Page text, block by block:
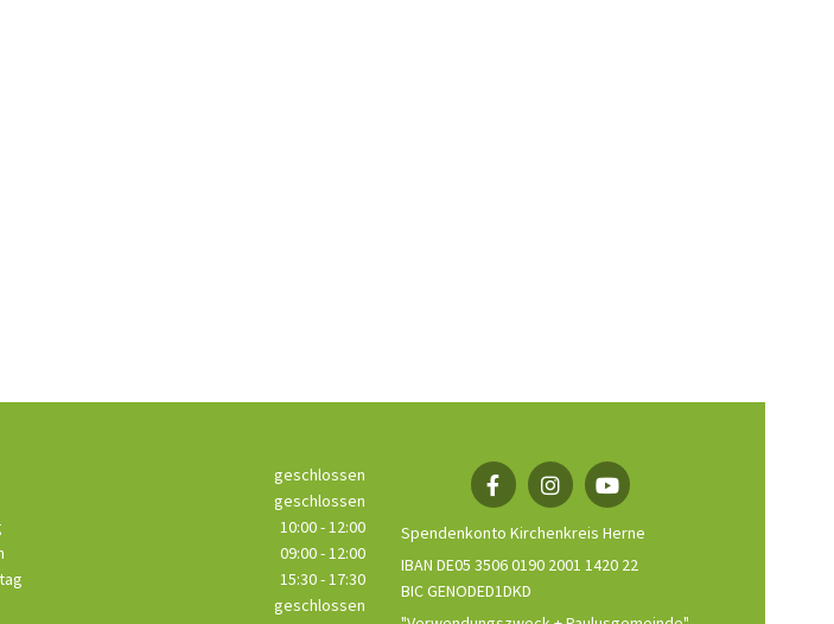
geschlossen
geschlossen
10:00 - 12:00
09:00 - 12:00
15:30 - 17:30
geschlossen
Spendenkonto Kirchenkreis Herne
IBAN DE05 3506 0190 2001 1420 22
BIC GENODED1DKD